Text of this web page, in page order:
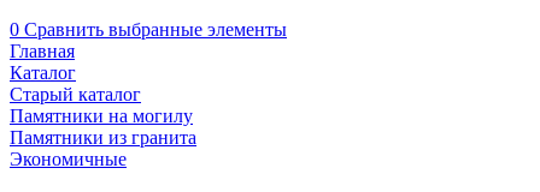
0 Сравнить выбранные элементы
Главная
Каталог
Старый каталог
Памятники на могилу
Памятники из гранита
Экономичные